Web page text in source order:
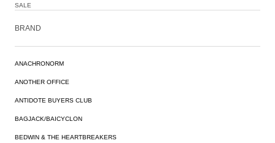
SALE
BRAND
ANACHRONORM
ANOTHER OFFICE
ANTIDOTE BUYERS CLUB
BAGJACK/BAICYCLON
BEDWIN & THE HEARTBREAKERS